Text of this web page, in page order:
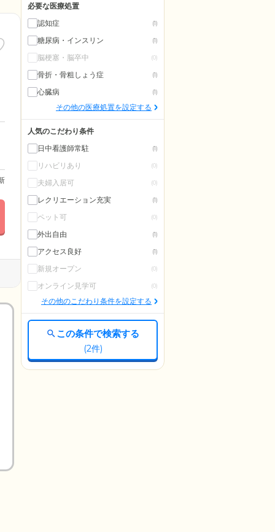
必要な医療処置
認知症
(1)
糖尿病・インスリン (1)
脳梗塞・脳卒中 (0)
骨折・骨粗しょう症 (1)
心臓病 (1)
その他の医療処置を設定する
人気のこだわり条件
日中看護師常駐
(1)
リハビリあり (0)
夫婦入居可 (0)
レクリエーション充実 (1)
ペット可 (0)
外出自由 (1)
アクセス良好 (1)
新規オープン (0)
オンライン見学可 (0)
その他のこだわり条件を設定する
この条件で検索する
(2件)